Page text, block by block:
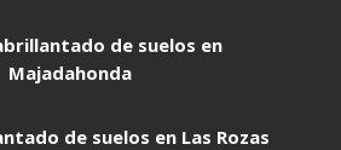
de suelos en
Majadahonda
de suelos en Las Rozas